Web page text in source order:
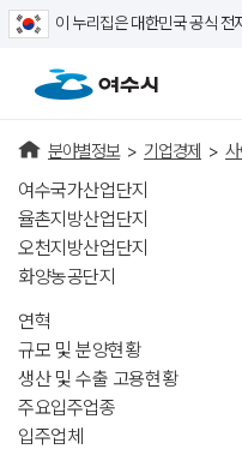
이 누리집은 대한민국 공식 전
분야별정보 > 기업경제 >
여수국가산업단지
율촌지방산업단지
오천지방산업단지
화양농공단지
연혁
규모 및 분양현황
생산 및 수출 고용현황
주요입주업종
입주업체